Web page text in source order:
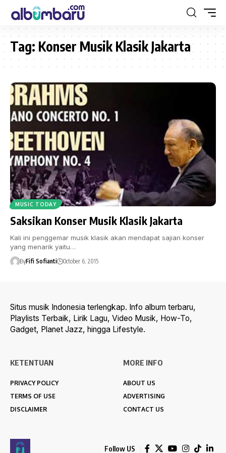
Tag: Konser Musik Klasik Jakarta
MUSIC TODAY
Saksikan Konser Musik Klasik Jakarta
Kali ini penggemar musik klasik akan mendapat sajian konser
yang menarik yaitu…
ByFifi Sofianti October 6, 2015
Situs musik Indonesia terlengkap. Info album terbaru,
Playlists Terbaik, Lirik Lagu, Video Musik, How-To,
Gadget, Planet Jazz, hingga Lifestyle.
KETENTUAN
PRIVACY POLICY
TERMS OF USE
DISCLAIMER
MORE INFO
ABOUT US
ADVERTISING
CONTACT US
Follow US